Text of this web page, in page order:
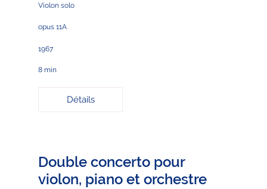
Violon solo
opus 11A
1967
8 min
Détails
Double concerto pour
violon, piano et orchestre